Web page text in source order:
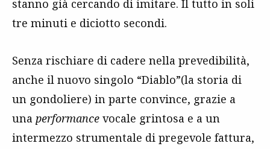
stanno già cercando di imitare. Il tutto in soli
tre minuti e diciotto secondi.
Senza rischiare di cadere nella prevedibilità,
anche il nuovo singolo “Diablo”(la storia di
un gondoliere) in parte convince, grazie a
una performance vocale grintosa e a un
intermezzo strumentale di pregevole fattura,